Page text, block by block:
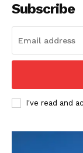
Subscribe
I've read and